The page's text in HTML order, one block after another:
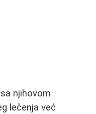
njihovom
lečenja već